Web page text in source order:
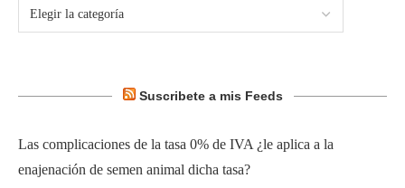
Suscribete a mis Feeds
Las complicaciones de la tasa 0% de IVA ¿le aplica a la
enajenación de semen animal dicha tasa?